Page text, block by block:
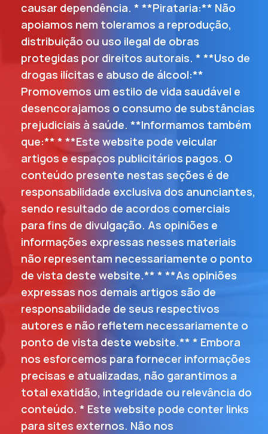
causar dependência. * **Pirataria:** Não
apoiamos nem toleramos a reprodução,
distribuição ou uso ilegal de obras
protegidas por direitos autorais. * **Uso de
drogas ilícitas e abuso de álcool:**
Promovemos um estilo de vida saudável e
desencorajamos o consumo de substâncias
prejudiciais à saúde. **Informamos também
que:** * **Este website pode veicular
artigos e espaços publicitários pagos. O
conteúdo presente nestas seções é de
responsabilidade exclusiva dos anunciantes,
sendo resultado de acordos comerciais
para fins de divulgação. As opiniões e
informações expressas nesses materiais
não representam necessariamente o ponto
de vista deste website.** * **As opiniões
expressas nos demais artigos são de
responsabilidade de seus respectivos
autores e não refletem necessariamente o
ponto de vista deste website.** * Embora
nos esforcemos para fornecer informações
precisas e atualizadas, não garantimos a
total exatidão, integridade ou relevância do
conteúdo. * Este website pode conter links
para sites externos. Não nos